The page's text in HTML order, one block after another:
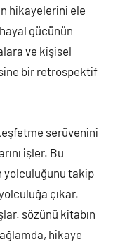
hikayelerini ele
hayal gücünün
ve kişisel
bir retrospektif
serüvenini
işler. Bu
yolculuğunu takip
çıkar.
sözünü kitabın
hikaye